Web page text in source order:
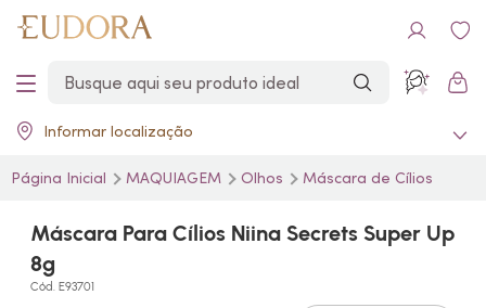
Informar localização
Página Inicial MAQUIAGEM Olhos Máscara de Cílios
Máscara Para Cílios Niina Secrets Super Up
8g
Cód. E93701